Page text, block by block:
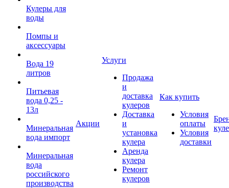
Кулеры для
воды
Помпы и
аксессуары
Вода 19
литров
Питьевая
вода 0,25 -
13л
Минеральная
вода импорт
Минеральная
вода
российского
производства
Акции
Услуги
Продажа
и
доставка
кулеров
Доставка
и
установка
кулера
Аренда
кулера
Ремонт
кулеров
Как купить
Условия
оплаты
Условия
доставки